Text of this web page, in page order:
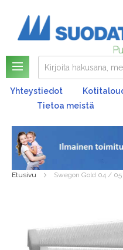
Yhteystiedot
Tietoa meistä
Etusivu Swegon Gold 04 /